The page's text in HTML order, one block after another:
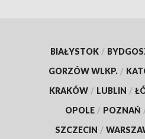
BIAŁYSTOK /
GORZÓW WLKP. /
KRAKÓW / LUBLIN /
OPOLE / POZNAŃ
SZCZECIN /